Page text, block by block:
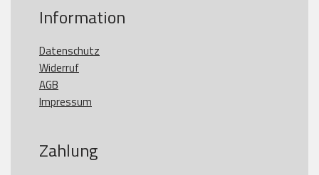
Information
Datenschutz
Widerruf
AGB
Impressum
Zahlung